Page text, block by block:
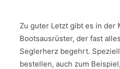
Zu guter Letzt gibt es in der
Bootsausrüster, der fast
Seglerherz begehrt.
bestellen, auch zum